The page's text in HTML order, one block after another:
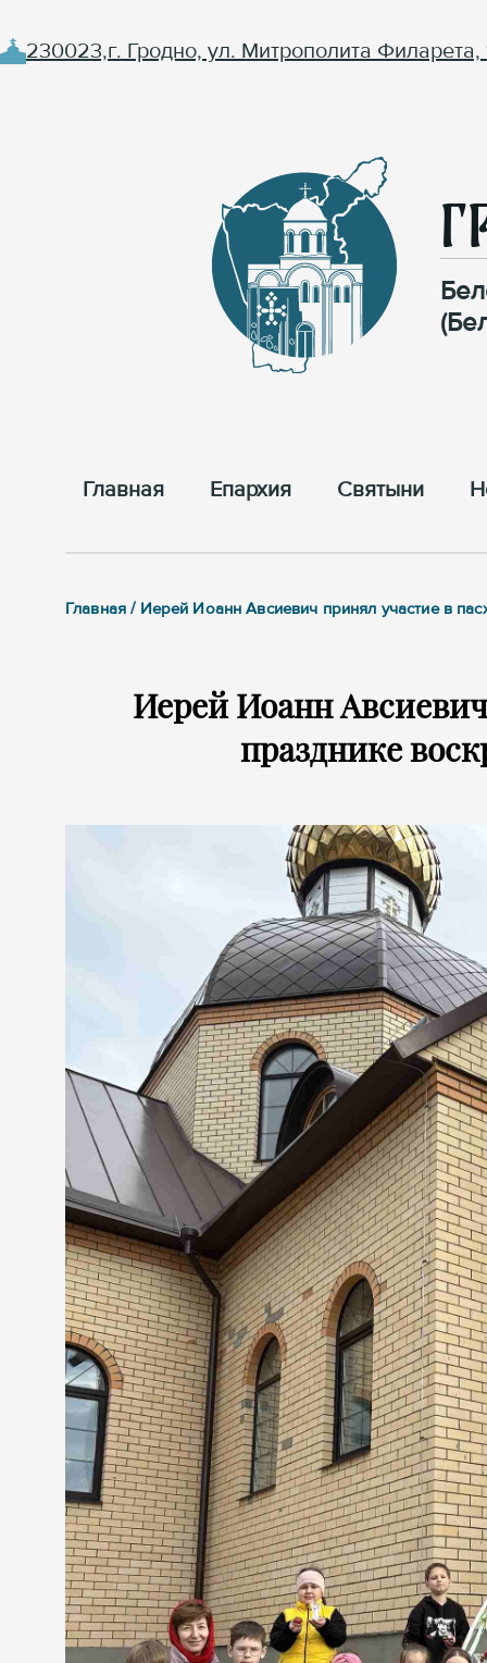
230023,г. Гродно, ул. Митрополита Филарета,
Главная Епархия Cвятыни
Главная / Иерей Иоанн Авсиевич принял участие в
Иерей Иоанн
празднике